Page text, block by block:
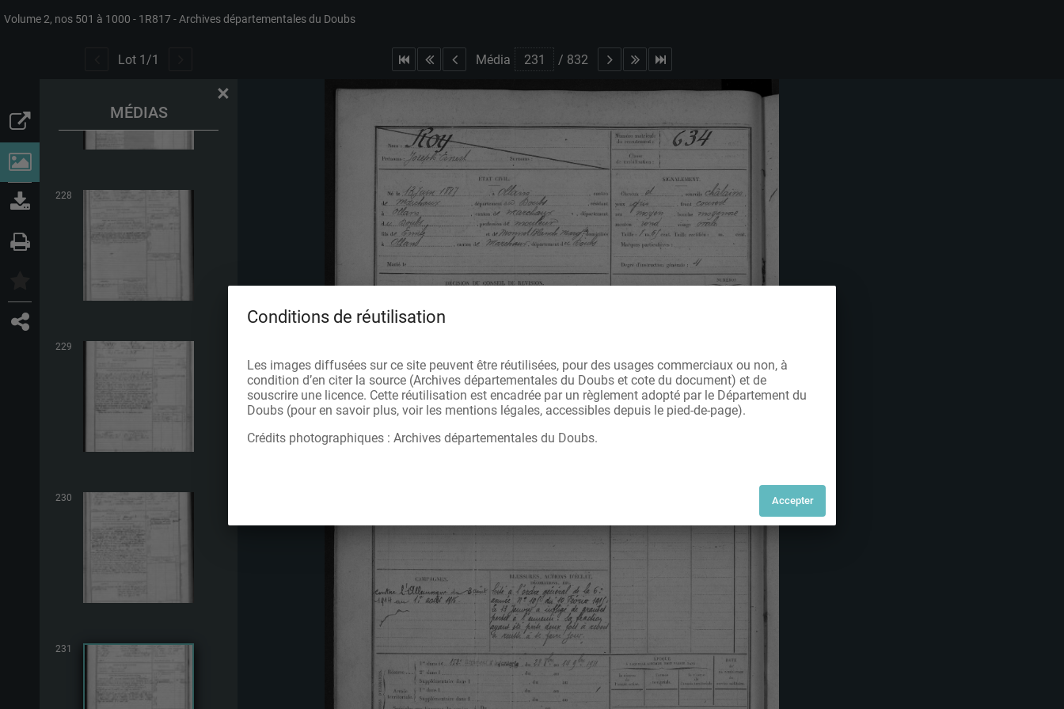
Volume 2, nos 501 à 1000 1R817 Archives départementales du Doubs
Lot 1 /1 Média / 832
MÉDIAS
×
228
229
230
231
Conditions de réutilisation
Les images diffusées sur ce site peuvent être réutilisées, pour des usages commerciaux ou non, à
condition d’en citer la source (Archives départementales du Doubs et cote du document) et de
souscrire une licence. Cette réutilisation est encadrée par un règlement adopté par le Département du
Doubs (pour en savoir plus, voir les mentions légales, accessibles depuis le pied-de-page).
Crédits photographiques : Archives départementales du Doubs.